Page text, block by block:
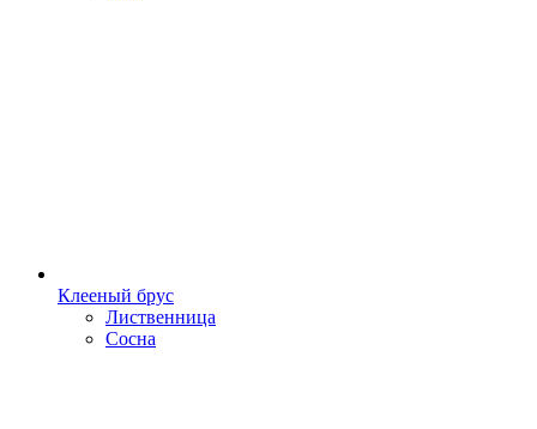
Клееный брус
Лиственница
Сосна